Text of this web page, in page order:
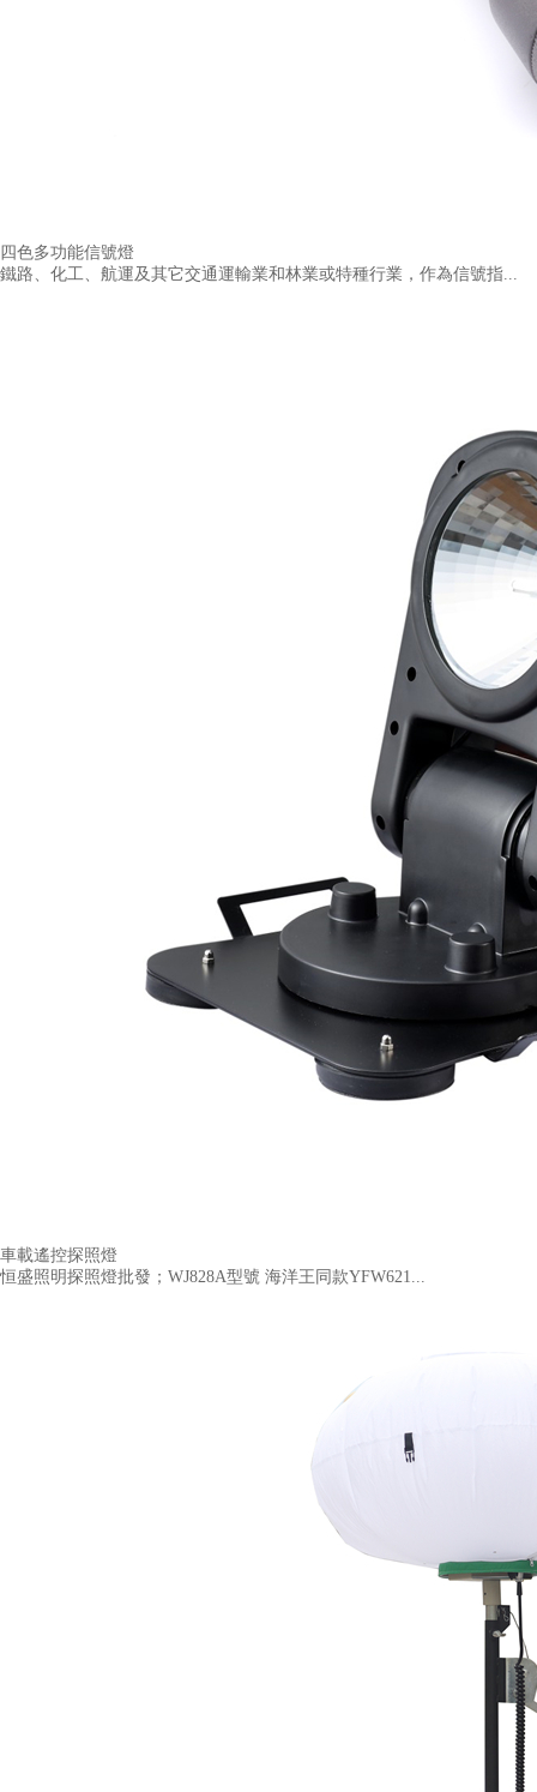
四色多功能信號燈
鐵路、化工、航運及其它交通運輸業和林業或特種行業，作為信號指...
車載遙控探照燈
恒盛照明探照燈批發；WJ828A型號 海洋王同款YFW621...